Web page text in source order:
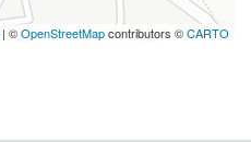
| ©OpenStreetMapcontributors ©CARTO